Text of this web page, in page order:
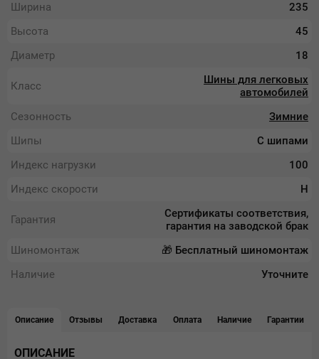
Ширина
235
Высота
45
Диаметр
18
Класс
Шины для легковых
автомобилей
Сезонность
Зимние
Шипы
С шипами
Индекс нагрузки
100
Индекс скорости
H
Гарантия
Сертификаты соответствия,
гарантия на заводской брак
Шиномонтаж
🎁 Бесплатный шиномонтаж
Наличие
Уточните
Описание Отзывы Доставка Оплата Наличие Гарантии
ОПИСАНИЕ